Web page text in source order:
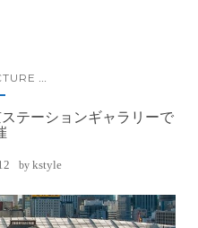
...
テーションギャラリーで
by kstyle